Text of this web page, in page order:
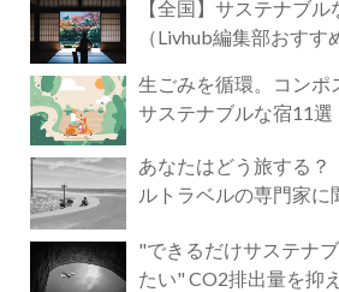
【全国】サステナブ
（Livhub編集部おすす
生ごみを循環。コンポ
サステナブルな宿11選
あなたはどう旅する？ ｜ 英国サステナブ
ルトラベルの専門家に
"できるだけサステナ
たい" CO2排出量を抑